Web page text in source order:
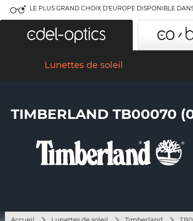
LE PLUS GRAND CHOIX D'EUROPE DISPONIBLE
Lunettes de soleil
TIMBERLAND TB00070